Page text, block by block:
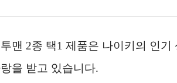
맨 2종 택1 제품은 나이키의 인기
을 받고 있습니다.